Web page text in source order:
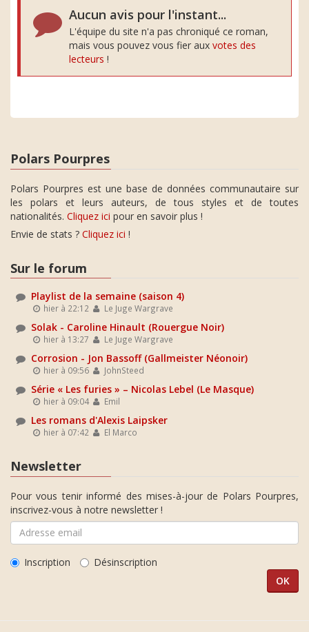
Aucun avis pour l'instant...
L'équipe du site n'a pas chroniqué ce roman,
mais vous pouvez vous fier aux votes des
lecteurs !
Polars Pourpres
Polars Pourpres est une base de données communautaire sur
les polars et leurs auteurs, de tous styles et de toutes
nationalités. Cliquez ici pour en savoir plus !
Envie de stats ? Cliquez ici !
Sur le forum
Playlist de la semaine (saison 4)
hier à 22:12 Le Juge Wargrave
Solak - Caroline Hinault (Rouergue Noir)
hier à 13:27 Le Juge Wargrave
Corrosion - Jon Bassoff (Gallmeister Néonoir)
hier à 09:56 JohnSteed
Série « Les furies » – Nicolas Lebel (Le Masque)
hier à 09:04 Emil
Les romans d'Alexis Laipsker
hier à 07:42 El Marco
Newsletter
Pour vous tenir informé des mises-à-jour de Polars Pourpres,
inscrivez-vous à notre newsletter !
Inscription Désinscription